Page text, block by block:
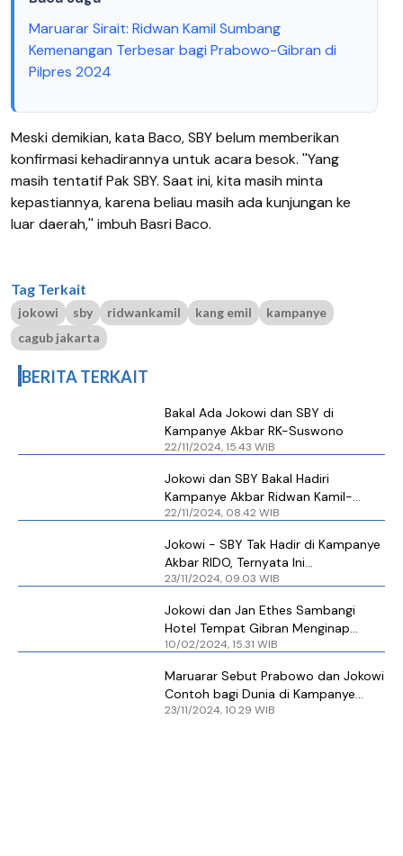
Maruarar Sirait: Ridwan Kamil Sumbang
Kemenangan Terbesar bagi Prabowo-Gibran di
Pilpres 2024
Meski demikian, kata Baco, SBY belum memberikan
konfirmasi kehadirannya untuk acara besok. ''Yang
masih tentatif Pak SBY. Saat ini, kita masih minta
kepastiannya, karena beliau masih ada kunjungan ke
luar daerah,'' imbuh Basri Baco.
Tag Terkait
jokowi sby ridwankamil kang emil
kampanye
cagub jakarta
BERITA TERKAIT
Bakal Ada Jokowi dan SBY di
Kampanye Akbar RK-Suswono
22/11/2024, 15.43 WIB
Jokowi dan SBY Bakal Hadiri
Kampanye Akbar Ridwan Kamil-
Suswono di Lapangan Banteng
22/11/2024, 08.42 WIB
Jokowi - SBY Tak Hadir di Kampanye
Akbar RIDO, Ternyata Ini
Penyebabnya
23/11/2024, 09.03 WIB
Jokowi dan Jan Ethes Sambangi
Hotel Tempat Gibran Menginap
Seusai Kampanye Akbar
10/02/2024, 15.31 WIB
Maruarar Sebut Prabowo dan Jokowi
Contoh bagi Dunia di Kampanye
Akbar Rido
23/11/2024, 10.29 WIB